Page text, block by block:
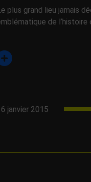
plus grand lieu jamais
de
janvier 2015